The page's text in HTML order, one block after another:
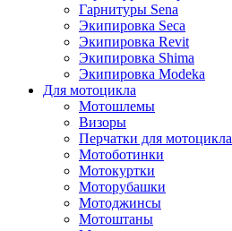
Гарнитуры Sena
Экипировка Seca
Экипировка Revit
Экипировка Shima
Экипировка Modeka
Для мотоцикла
Мотошлемы
Визоры
Перчатки для мотоцикла
Мотоботинки
Мотокуртки
Моторубашки
Мотоджинсы
Мотоштаны